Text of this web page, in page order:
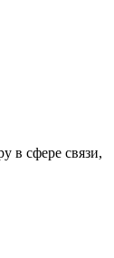
в сфере связи,